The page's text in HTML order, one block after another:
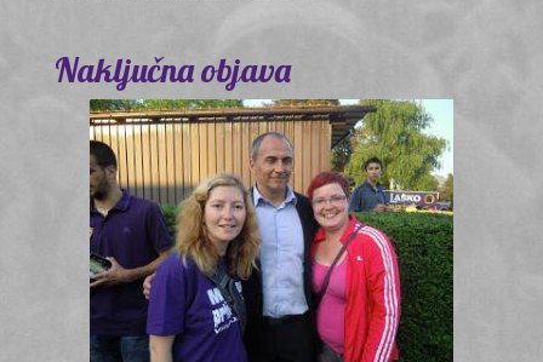
Naključna objava